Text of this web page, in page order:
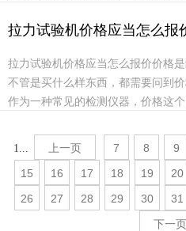
用...
拉力试验机价格应当怎么报
拉力试验机价格应当怎么报价价格
不管是买什么样东西，都需要问到
作为一种常见的检测仪器，价格这
1... 上一页 7 8 9
15
16 17 18 19 20
26
27 28 29 30 31
下一页